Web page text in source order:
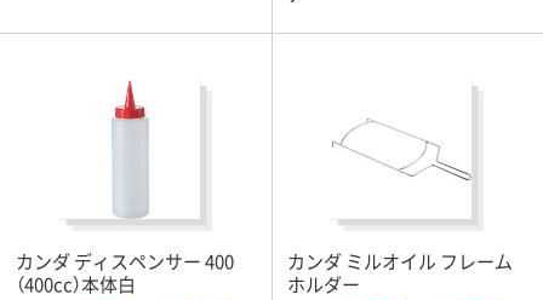
カンダ ディスペンサー 400
（400cc）本体白
カンダ ミルオイル フレーム
ホルダー